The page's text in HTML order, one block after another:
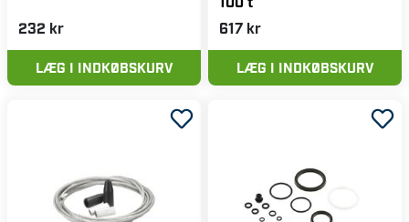
232 kr
LÆG I INDKØBSKURV
617 kr
LÆG I INDKØBSKURV